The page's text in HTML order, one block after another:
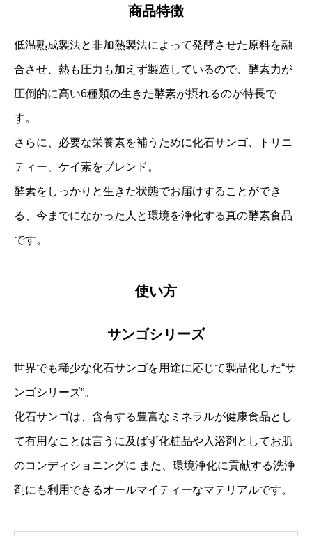
商品特徴
低温熟成製法と非加熱製法によって発酵させた原料を融
合させ、熱も圧力も加えず製造しているので、酵素力が
圧倒的に高い6種類の生きた酵素が摂れるのが特長で
す。
さらに、必要な栄養素を補うために化石サンゴ、トリニ
ティー、ケイ素をブレンド。
酵素をしっかりと生きた状態でお届けすることができ
る、今までになかった人と環境を浄化する真の酵素食品
です。
使い方
サンゴシリーズ
世界でも稀少な化石サンゴを用途に応じて製品化した“サ
ンゴシリーズ”。
化石サンゴは、含有する豊富なミネラルが健康食品とし
て有用なことは言うに及ばず化粧品や入浴剤としてお肌
のコンディショニングに また、環境浄化に貢献する洗浄
剤にも利用できるオールマイティーなマテリアルです。